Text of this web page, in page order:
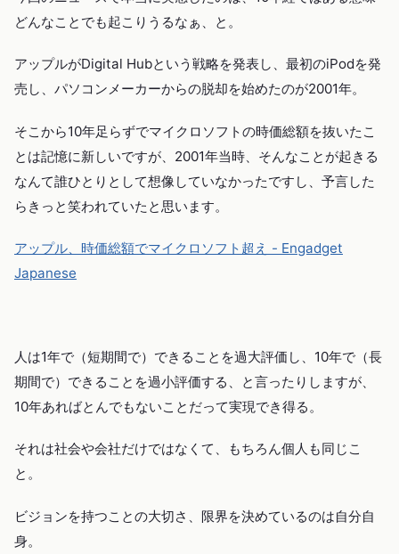
どんなことでも起こりうるなぁ、と。
アップルがDigital Hubという戦略を発表し、最初のiPodを発
売し、パソコンメーカーからの脱却を始めたのが2001年。
そこから10年足らずでマイクロソフトの時価総額を抜いたこ
とは記憶に新しいですが、2001年当時、そんなことが起きる
なんて誰ひとりとして想像していなかったですし、予言した
らきっと笑われていたと思います。
アップル、時価総額でマイクロソフト超え - Engadget
Japanese
人は1年で（短期間で）できることを過大評価し、10年で（長
期間で）できることを過小評価する、と言ったりしますが、
10年あればとんでもないことだって実現でき得る。
それは社会や会社だけではなくて、もちろん個人も同じこ
と。
ビジョンを持つことの大切さ、限界を決めているのは自分自
身。